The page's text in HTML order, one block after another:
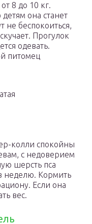
8 до 10 кг.
она станет
не беспокоиться,
Прогулок
одевать.
питомец
колли спокойны
с недоверием
шерсть пса
неделю. Кормить
Если она
вес.